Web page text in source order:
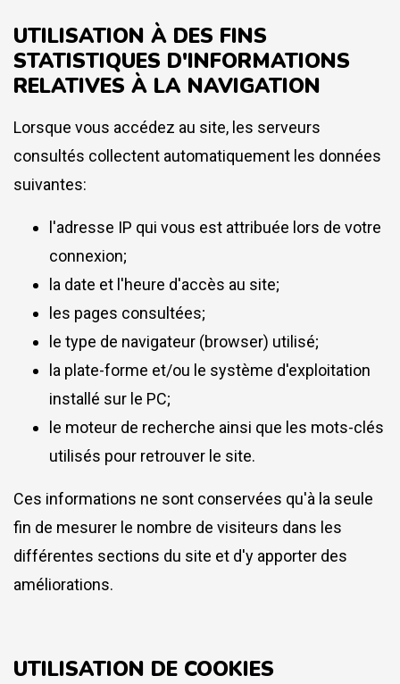
UTILISATION À DES FINS
STATISTIQUES D'INFORMATIONS
RELATIVES À LA NAVIGATION
Lorsque vous accédez au site, les serveurs
consultés collectent automatiquement les données
suivantes:
l'adresse IP qui vous est attribuée lors de votre
connexion;
la date et l'heure d'accès au site;
les pages consultées;
le type de navigateur (browser) utilisé;
la plate-forme et/ou le système d'exploitation
installé sur le PC;
le moteur de recherche ainsi que les mots-clés
utilisés pour retrouver le site.
Ces informations ne sont conservées qu'à la seule
fin de mesurer le nombre de visiteurs dans les
différentes sections du site et d'y apporter des
améliorations.
UTILISATION DE COOKIES